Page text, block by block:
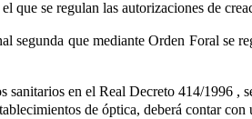
que se regulan las autorizaciones de
segunda que mediante Orden Foral se
sanitarios en el Real Decreto 414/1996 ,
de óptica, deberá contar